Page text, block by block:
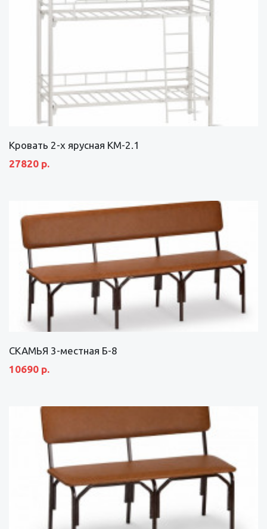
Кровать 2-х ярусная КМ-2.1
27820 р.
СКАМЬЯ 3-местная Б-8
10690 р.